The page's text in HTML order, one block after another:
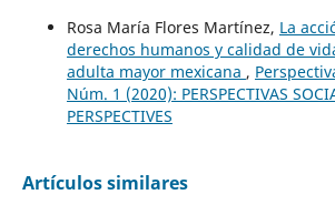
Rosa María Flores Martínez, La
derechos humanos y calidad de
adulta mayor mexicana ,
Núm. 1 (2020): PERSPECTIVAS
PERSPECTIVES
Artículos similares